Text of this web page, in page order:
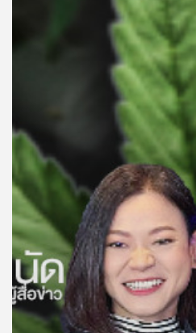
เพลง
บทความ
ข่าว
และ
กิจกรรม